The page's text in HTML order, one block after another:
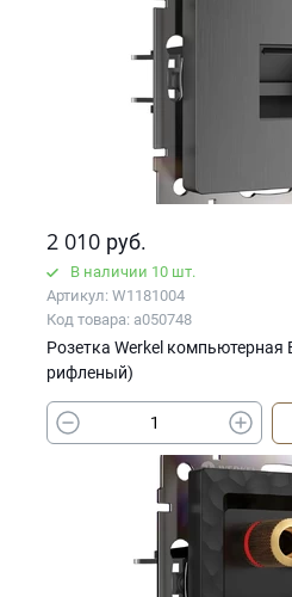
2 010 руб.
В наличии 10 шт.
Артикул: W1181004
Код товара: a050748
Розетка Werkel компьютерная
рифленый)